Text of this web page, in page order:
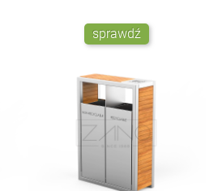
sprawdź